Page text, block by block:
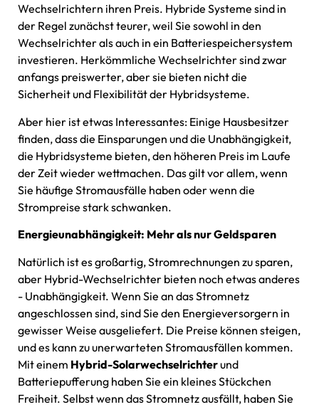
Wechselrichtern ihren Preis. Hybride Systeme sind in
der Regel zunächst teurer, weil Sie sowohl in den
Wechselrichter als auch in ein Batteriespeichersystem
investieren. Herkömmliche Wechselrichter sind zwar
anfangs preiswerter, aber sie bieten nicht die
Sicherheit und Flexibilität der Hybridsysteme.
Aber hier ist etwas Interessantes: Einige Hausbesitzer
finden, dass die Einsparungen und die Unabhängigkeit,
die Hybridsysteme bieten, den höheren Preis im Laufe
der Zeit wieder wettmachen. Das gilt vor allem, wenn
Sie häufige Stromausfälle haben oder wenn die
Strompreise stark schwanken.
Energieunabhängigkeit: Mehr als nur Geldsparen
Natürlich ist es großartig, Stromrechnungen zu sparen,
aber Hybrid-Wechselrichter bieten noch etwas anderes
- Unabhängigkeit. Wenn Sie an das Stromnetz
angeschlossen sind, sind Sie den Energieversorgern in
gewisser Weise ausgeliefert. Die Preise können steigen,
und es kann zu unerwarteten Stromausfällen kommen.
Mit einem Hybrid-Solarwechselrichterund
Batteriepufferung haben Sie ein kleines Stückchen
Freiheit. Selbst wenn das Stromnetz ausfällt, haben Sie